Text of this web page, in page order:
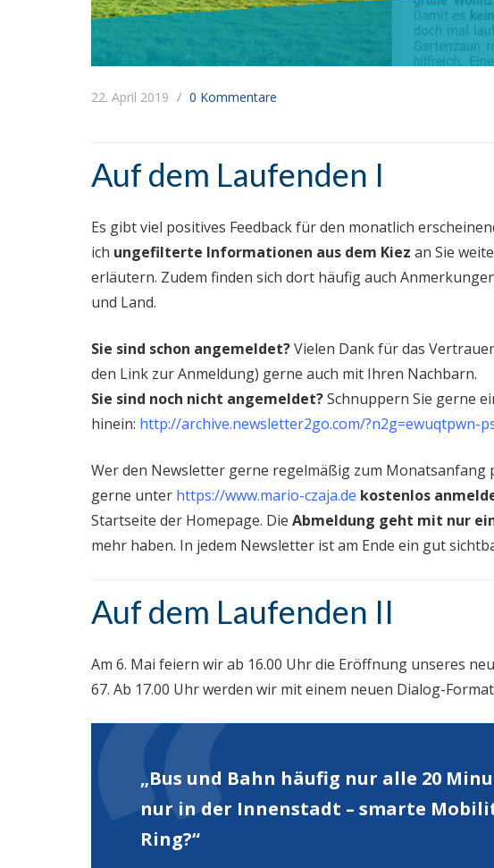
22. April 2019 0 Kommentare
Auf dem Laufenden I
Es gibt viel positives Feedback für den monatlich
ich ungefilterte Informationen aus dem Kiez an Sie
erläutern. Zudem finden sich dort häufig auch
und Land.
Sie sind schon angemeldet?Vielen Dank für das
den Link zur Anmeldung) gerne auch mit Ihren Nachbarn.
Sie sind noch nicht angemeldet?Schnuppern Sie gerne
hinein: http://archive.newsletter2go.com/?n2g=ewuqtpwn-
Wer den Newsletter gerne regelmäßig zum Monatsanfang
gerne unter https://www.mario-czaja.de kostenlos
Startseite der Homepage. Die Abmeldung geht mit nur
mehr haben. In jedem Newsletter ist am Ende ein gut
Auf dem Laufenden II
Am 6. Mai feiern wir ab 16.00 Uhr die Eröffnung unseres
67. Ab 17.00 Uhr werden wir mit einem neuen Dialog-
„Bus und Bahn häufig nur alle 20
nur in der Innenstadt – smarte
Ring?“